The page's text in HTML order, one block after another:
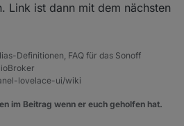
Link ist dann mit dem nächsten
Definitionen, FAQ für das Sonoff
lovelace-ui/wiki
im Beitrag wenn er euch geholfen hat.